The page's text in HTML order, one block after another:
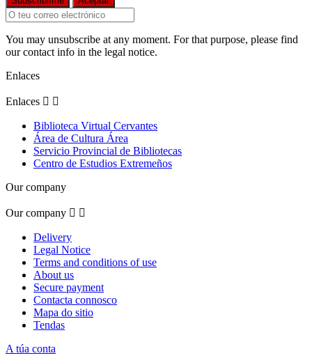
You may unsubscribe at any moment. For that purpose, please find
our contact info in the legal notice.
Enlaces
Enlaces  
Biblioteca Virtual Cervantes
Área de Cultura Área
Servicio Provincial de Bibliotecas
Centro de Estudios Extremeños
Our company
Our company  
Delivery
Legal Notice
Terms and conditions of use
About us
Secure payment
Contacta connosco
Mapa do sitio
Tendas
A túa conta